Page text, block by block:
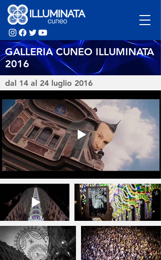
GALLERIA CUNEO ILLUMINATA
2016
dal 14 al 24 luglio 2016